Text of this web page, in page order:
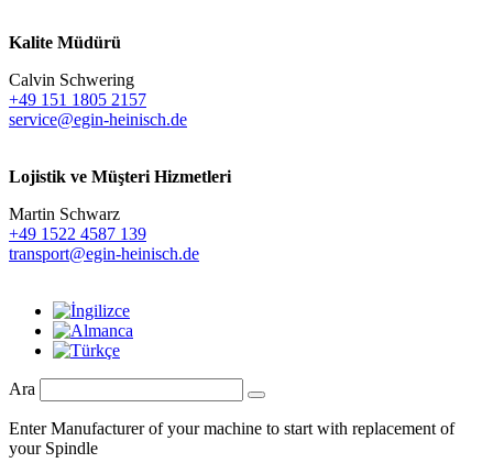
Kalite Müdürü
Calvin Schwering
+49 151 1805 2157
service@egin-heinisch.de
Lojistik ve Müşteri Hizmetleri
Martin Schwarz
+49 1522 4587 139
transport@egin-heinisch.de
Ara
Enter Manufacturer of your machine to start with replacement of
your Spindle